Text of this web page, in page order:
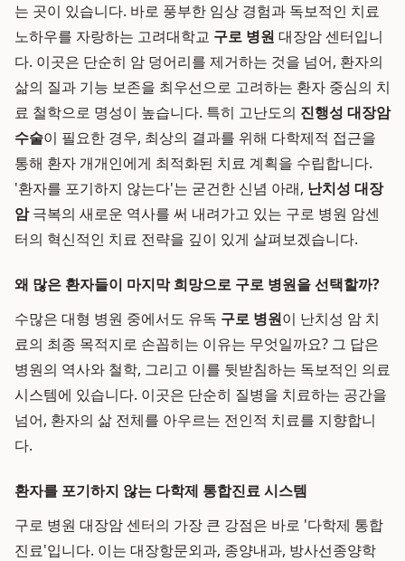
는 곳이 있습니다. 바로 풍부한 임상 경험과 독보적인 치료
노하우를 자랑하는 고려대학교 구로 병원 대장암 센터입니
다. 이곳은 단순히 암 덩어리를 제거하는 것을 넘어, 환자의
삶의 질과 기능 보존을 최우선으로 고려하는 환자 중심의 치
료 철학으로 명성이 높습니다. 특히 고난도의 진행성 대장암
수술이 필요한 경우, 최상의 결과를 위해 다학제적 접근을
통해 환자 개개인에게 최적화된 치료 계획을 수립합니다.
'환자를 포기하지 않는다'는 굳건한 신념 아래, 난치성 대장
암극복의 새로운 역사를 써 내려가고 있는 구로 병원 암센
터의 혁신적인 치료 전략을 깊이 있게 살펴보겠습니다.
왜 많은 환자들이 마지막 희망으로 구로 병원을 선택할까?
수많은 대형 병원 중에서도 유독 구로 병원이 난치성 암 치
료의 최종 목적지로 손꼽히는 이유는 무엇일까요? 그 답은
병원의 역사와 철학, 그리고 이를 뒷받침하는 독보적인 의료
시스템에 있습니다. 이곳은 단순히 질병을 치료하는 공간을
넘어, 환자의 삶 전체를 아우르는 전인적 치료를 지향합니
다.
환자를 포기하지 않는 다학제 통합진료 시스템
구로 병원 대장암 센터의 가장 큰 강점은 바로 '다학제 통합
진료'입니다. 이는 대장항문외과, 종양내과, 방사선종양학